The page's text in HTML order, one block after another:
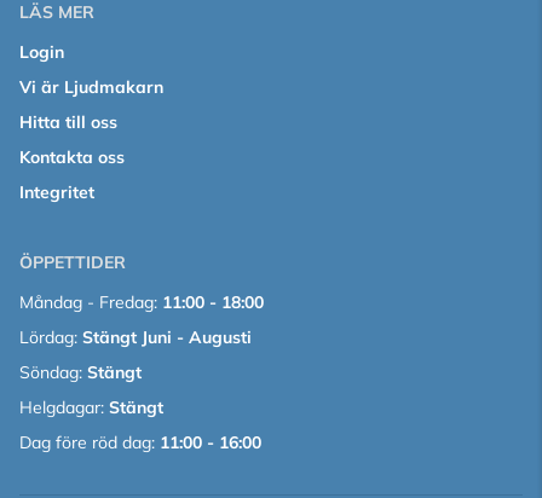
LÄS MER
Login
Vi är Ljudmakarn
Hitta till oss
Kontakta oss
Integritet
ÖPPETTIDER
Måndag - Fredag: 11:00 - 18:00
Lördag: Stängt Juni - Augusti
Söndag: Stängt
Helgdagar: Stängt
Dag före röd dag: 11:00 - 16:00